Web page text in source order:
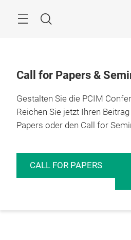
Suche
Call for Papers &
Gestalten Sie die PCIM
Reichen Sie jetzt Ihren
Papers oder den Call for
CALL FOR PAPERS